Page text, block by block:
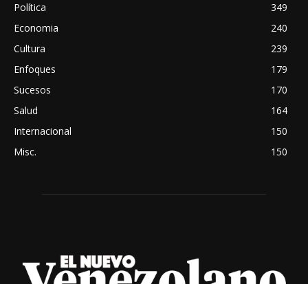
Política
349
Economia
240
Cultura
239
Enfoques
179
Sucesos
170
Salud
164
Internacional
150
Misc.
150